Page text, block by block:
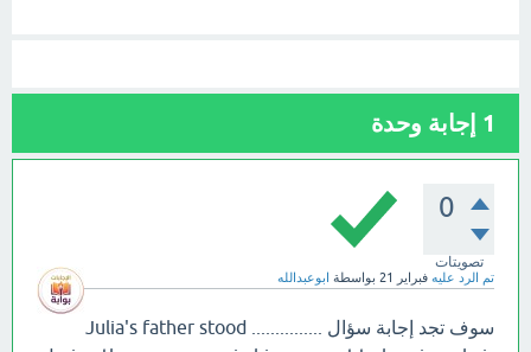
1 إجابة وحدة
0
تصويتات
تم الرد عليه فبراير 21 بواسطة ابوعبدالله
سوف تجد إجابة سؤال Julia's father stood ...............